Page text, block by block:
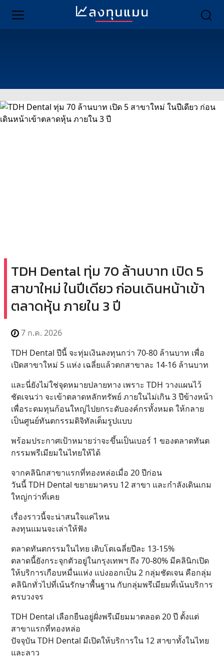
TDH Dental ทุ่ม 70 ล้านบาท เปิด 5
สาขาใหม่ ในปีเดียว ก่อนเดินหน้าเข้า
ตลาดหุ้น ภายใน 3 ปี
7 ก.ค. 2026
TDH Dental ปีนี้ จะทุ่มเงินลงทุนกว่า 70-80 ล้านบาท เพื่อ
เปิดสาขาใหม่ 5 แห่ง เฉลี่ยแล้วตกสาขาละ 14-16 ล้านบาท
และนี่ยังไม่ใช่จุดหมายปลายทาง เพราะ TDH วางแผนไว้
ชัดเจนว่า จะเข้าตลาดหลักทรัพย์ ภายในไม่เกิน 3 ปีข้างหน้า
เพื่อระดมทุนก้อนใหญ่ไปยกระดับองค์กรทั้งหมด ให้กลาย
เป็นศูนย์ทันตกรรมดิจิทัลเต็มรูปแบบ
พร้อมประกาศเป้าหมายว่าจะขึ้นเป็นเบอร์ 1 ของตลาดทันต
กรรมพรีเมียมในไทยให้ได้
จากคลินิกสาขาแรกที่ทองหล่อเมื่อ 20 ปีก่อน
วันนี้ TDH Dental ขยายมาครบ 12 สาขา และกำลังเดินเกม
ใหญ่กว่าที่เคย
เรื่องราวนี้จะน่าสนใจแค่ไหน
ลงทุนแมนจะเล่าให้ฟัง
ตลาดทันตกรรมในไทย เติบโตเฉลี่ยปีละ 13-15%
ตลาดนี้ยังกระจุกตัวอยู่ในกรุงเทพฯ ถึง 70-80% มีคลินิกเปิด
ให้บริการเกือบหมื่นแห่ง แบ่งออกเป็น 2 กลุ่มชัดเจน คือกลุ่ม
คลินิกทั่วไปที่เน้นรักษาพื้นฐาน กับกลุ่มพรีเมียมที่เน้นบริการ
ครบวงจร
TDH Dental เลือกยืนอยู่ฝั่งพรีเมียมมาตลอด 20 ปี ตั้งแต่
สาขาแรกที่ทองหล่อ
ปัจจุบัน TDH Dental มีเปิดให้บริการใน 12 สาขาทั้งในไทย
และลาว